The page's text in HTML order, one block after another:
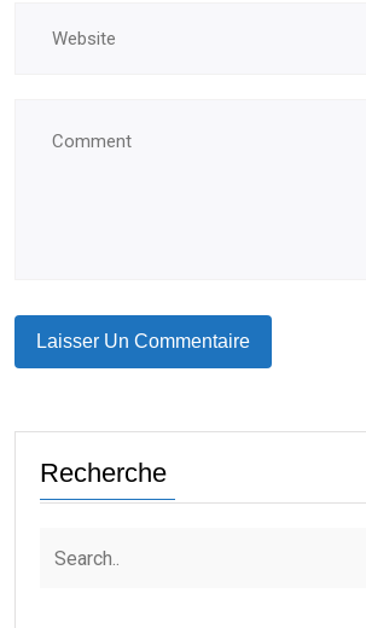
Recherche